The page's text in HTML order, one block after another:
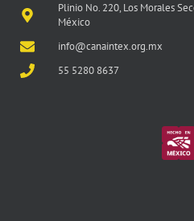
Plinio No. 220, Los Morales
México
info@canaintex.org.mx
55 5280 8637